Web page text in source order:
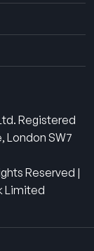
Registered
London SW7
Reserved |
Limited